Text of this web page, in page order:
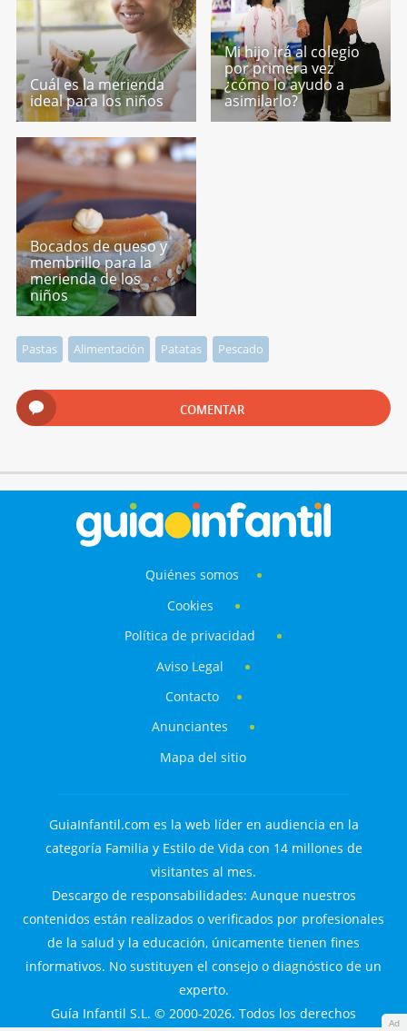
Cuál es la merienda
ideal para los niños
Mi hijo irá al colegio
por primera vez
¿cómo lo ayudo a
asimilarlo?
Bocados de queso y
membrillo para la
merienda de los
niños
Pastas Alimentación Patatas Pescado
COMENTAR
Ad
Quiénes somos
Cookies
Política de privacidad
Aviso Legal
Contacto
Anunciantes
Mapa del sitio
GuiaInfantil.com es la web líder en audiencia en la
categoría Familia y Estilo de Vida con 14 millones de
visitantes al mes.
Descargo de responsabilidades: Aunque nuestros
contenidos están realizados o verificados por profesionales
de la salud y la educación, únicamente tienen fines
informativos. No sustituyen el consejo o diagnóstico de un
experto.
Guía Infantil S.L. © 2000-2026. Todos los derechos